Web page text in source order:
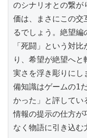
のシナリオとの繋が
価は、まさにこの交
るでしょう。絶望
「死闘」という対
り、希望が絶望へ
実さを浮き彫りにし
備知識はゲームの1
かった」と評してい
情報の提示の仕方が
なく物語に引き込む